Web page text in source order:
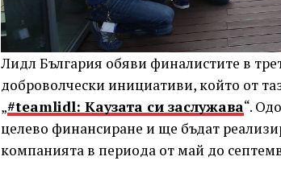
Лидл България обяви финалистите в
доброволчески инициативи, който от
„#teamlidl: Каузата си заслужава“.
целево финансиране и ще бъдат
компанията в периода от май до